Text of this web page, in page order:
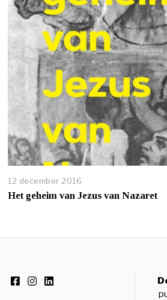
12 december 2016
Het geheim van Jezus van Nazaret